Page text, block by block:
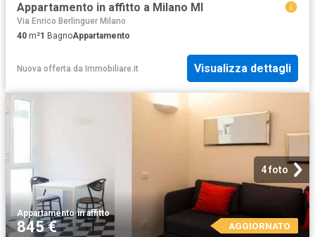
Appartamento in affitto a Milano MI
Via Enrico Berlinguer Milano
40 m²1 BagnoAppartamento
Nuova offerta da Immobiliare.it Visualizza dettagli
4 foto
Appartamento·in affitto
845 € AGGIORNATO